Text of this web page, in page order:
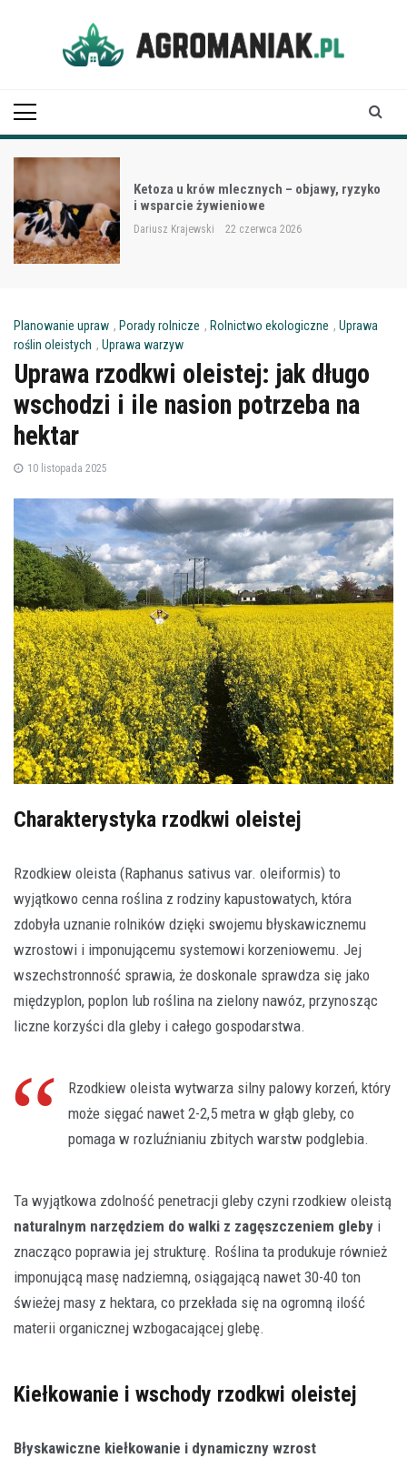
Ketoza u krów mlecznych – objawy, ryzyko
i wsparcie żywieniowe
Dariusz Krajewski 22 czerwca 2026
Planowanie upraw , Porady rolnicze , Rolnictwo ekologiczne , Uprawa
roślin oleistych , Uprawa warzyw
Uprawa rzodkwi oleistej: jak długo
wschodzi i ile nasion potrzeba na
hektar
10 listopada 2025
Charakterystyka rzodkwi oleistej
Rzodkiew oleista (Raphanus sativus var. oleiformis) to
wyjątkowo cenna roślina z rodziny kapustowatych, która
zdobyła uznanie rolników dzięki swojemu błyskawicznemu
wzrostowi i imponującemu systemowi korzeniowemu. Jej
wszechstronność sprawia, że doskonale sprawdza się jako
międzyplon, poplon lub roślina na zielony nawóz, przynosząc
liczne korzyści dla gleby i całego gospodarstwa.
Rzodkiew oleista wytwarza silny palowy korzeń, który
może sięgać nawet 2-2,5 metra w głąb gleby, co
pomaga w rozluźnianiu zbitych warstw podglebia.
Ta wyjątkowa zdolność penetracji gleby czyni rzodkiew oleistą
naturalnym narzędziem do walki z zagęszczeniem gleby i
znacząco poprawia jej strukturę. Roślina ta produkuje również
imponującą masę nadziemną, osiągającą nawet 30-40 ton
świeżej masy z hektara, co przekłada się na ogromną ilość
materii organicznej wzbogacającej glebę.
Kiełkowanie i wschody rzodkwi oleistej
Błyskawiczne kiełkowanie i dynamiczny wzrost